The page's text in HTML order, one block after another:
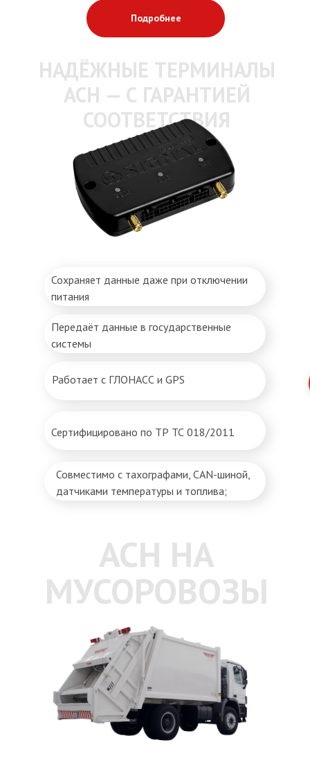
Подробнее
Совместимо с тахографами, CAN-шиной,
датчиками температуры и топлива;
Передаёт данные в государственные
системы
Сертифицировано по ТР ТС 018/2011
НАДЁЖНЫЕ ТЕРМИНАЛЫ
АСН — С ГАРАНТИЕЙ
СООТВЕТСТВИЯ
Работает с ГЛОНАСС и GPS
Сохраняет данные даже при отключении
питания
АСН НА
МУСОРОВОЗЫ